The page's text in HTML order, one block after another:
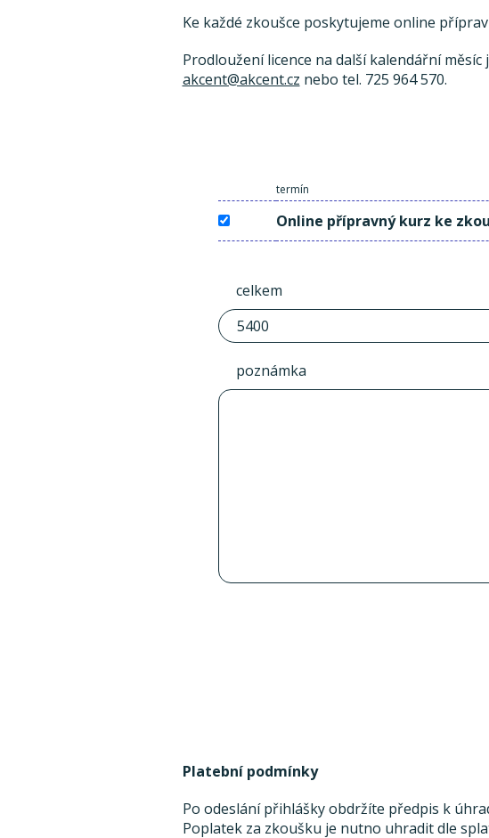
Ke každé zkoušce poskytujeme online
Prodloužení licence na další kalendářní
akcent@akcent.cz nebo tel. 725 964 570.
termín
Online přípravný kurz ke
celkem
poznámka
Platební podmínky
Po odeslání přihlášky obdržíte předpis k
Poplatek za zkoušku je nutno uhradit dle